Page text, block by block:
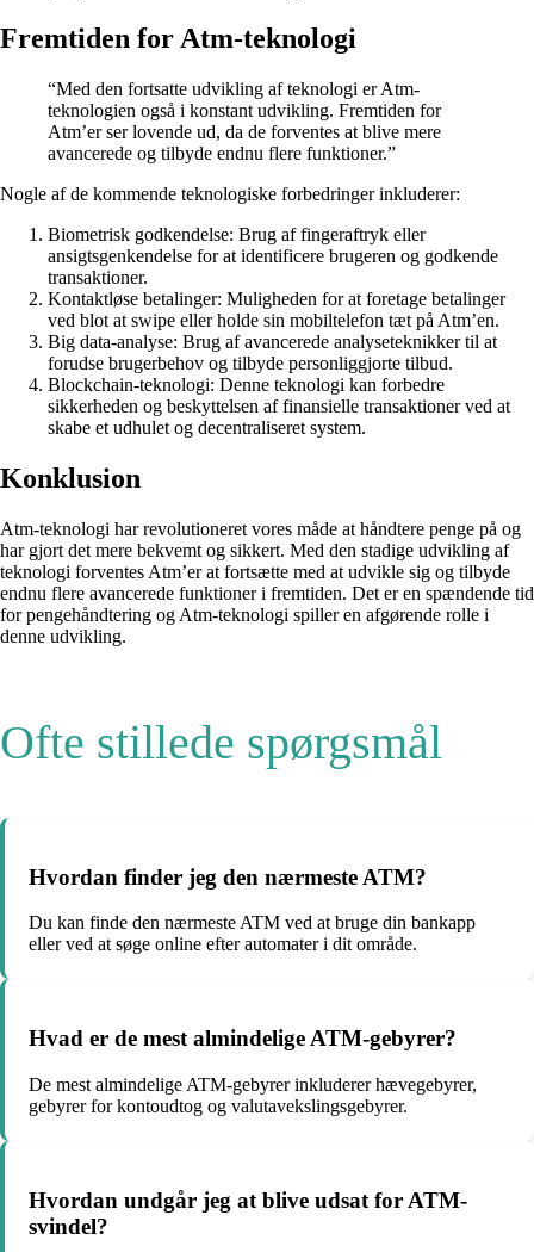
Fremtiden for Atm-teknologi
“Med den fortsatte udvikling af teknologi er Atm-
teknologien også i konstant udvikling. Fremtiden for
Atm’er ser lovende ud, da de forventes at blive mere
avancerede og tilbyde endnu flere funktioner.”
Nogle af de kommende teknologiske forbedringer inkluderer:
Biometrisk godkendelse: Brug af fingeraftryk eller
ansigtsgenkendelse for at identificere brugeren og godkende
transaktioner.
Kontaktløse betalinger: Muligheden for at foretage betalinger
ved blot at swipe eller holde sin mobiltelefon tæt på Atm’en.
Big data-analyse: Brug af avancerede analyseteknikker til at
forudse brugerbehov og tilbyde personliggjorte tilbud.
Blockchain-teknologi: Denne teknologi kan forbedre
sikkerheden og beskyttelsen af finansielle transaktioner ved at
skabe et udhulet og decentraliseret system.
Konklusion
Atm-teknologi har revolutioneret vores måde at håndtere penge på og
har gjort det mere bekvemt og sikkert. Med den stadige udvikling af
teknologi forventes Atm’er at fortsætte med at udvikle sig og tilbyde
endnu flere avancerede funktioner i fremtiden. Det er en spændende tid
for pengehåndtering og Atm-teknologi spiller en afgørende rolle i
denne udvikling.
Ofte stillede spørgsmål
Hvordan finder jeg den nærmeste ATM?
Du kan finde den nærmeste ATM ved at bruge din bankapp
eller ved at søge online efter automater i dit område.
Hvad er de mest almindelige ATM-gebyrer?
De mest almindelige ATM-gebyrer inkluderer hævegebyrer,
gebyrer for kontoudtog og valutavekslingsgebyrer.
Hvordan undgår jeg at blive udsat for ATM-
svindel?